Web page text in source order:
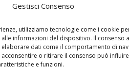
Gestisci Consenso
utilizziamo tecnologie come i cookie
informazioni del dispositivo. Il consenso
dati come il comportamento di
o ritirare il consenso può influire
e funzioni.
Cookie
Recesso